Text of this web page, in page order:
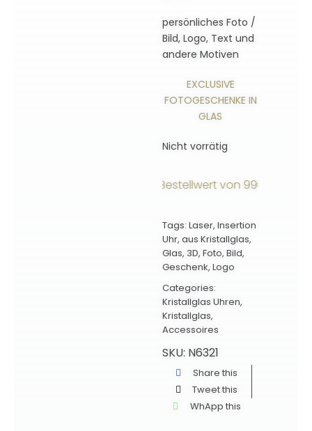
persönliches Foto /
Bild, Logo, Text und
andere Motiven
EXCLUSIVE
FOTOGESCHENKE IN
GLAS
Nicht vorrätig
ab einem Bestellwert von 99€ innerhalb
Tags: Laser, Insertion
Uhr, aus Kristallglas,
Glas, 3D, Foto, Bild,
Geschenk, Logo
Categories:
Kristallglas Uhren,
Kristallglas,
Accessoires
SKU: N6321
Share this
Tweet this
WhApp this